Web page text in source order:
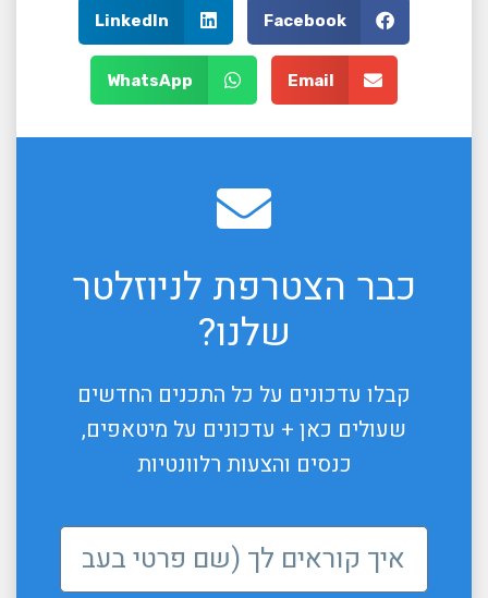
Facebook
LinkedIn
Email
WhatsApp
כבר הצטרפת לניוזלטר
שלנו?
קבלו עדכונים על כל התכנים החדשים
שעולים כאן + עדכונים על מיטאפים,
כנסים והצעות רלוונטיות